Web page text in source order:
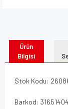
Ürün
Bilgisi
Stok Kodu:
Barkod: